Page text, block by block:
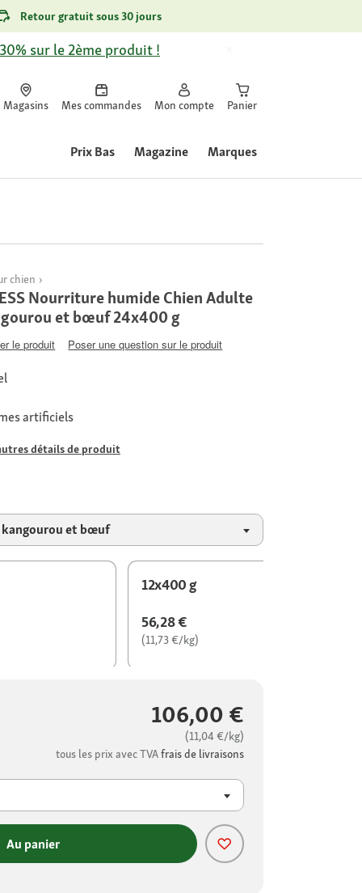
Retour gratuit sous 30 jours
sur le 2ème produit !
Magasins Mes commandes Mon compte Panier
Prix Bas Magazine Marques
chien
Nourriture humide Chien Adulte
et bœuf 24x400 g
le produit Poser une question sur le produit
artificiels
détails de produit
kangourou et bœuf
12x400 g
56,28 €
(11,73 €/kg)
106,00 €
(11,04 €/kg)
tous les prix avec TVAfrais de livraisons
Au panier